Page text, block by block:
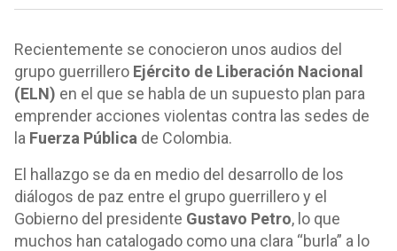
Recientemente se conocieron unos audios del
grupo guerrillero Ejército de Liberación Nacional
(ELN) en el que se habla de un supuesto plan para
emprender acciones violentas contra las sedes de
la Fuerza Pública de Colombia.
El hallazgo se da en medio del desarrollo de los
diálogos de paz entre el grupo guerrillero y el
Gobierno del presidente Gustavo Petro, lo que
muchos han catalogado como una clara “burla” a lo